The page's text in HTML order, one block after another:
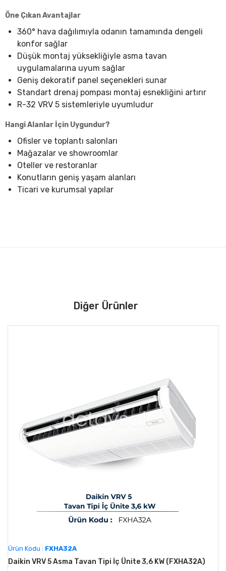
Öne Çıkan Avantajlar
360° hava dağılımıyla odanın tamamında dengeli
konfor sağlar
Düşük montaj yüksekliğiyle asma tavan
uygulamalarına uyum sağlar
Geniş dekoratif panel seçenekleri sunar
Standart drenaj pompası montaj esnekliğini artırır
R-32 VRV 5 sistemleriyle uyumludur
Hangi Alanlar İçin Uygundur?
Ofisler ve toplantı salonları
Mağazalar ve showroomlar
Oteller ve restoranlar
Konutların geniş yaşam alanları
Ticari ve kurumsal yapılar
Diğer Ürünler
Ürün Kodu : FXHA32A
Daikin VRV 5 Asma Tavan Tipi İç Ünite 3,6 KW (FXHA32A)